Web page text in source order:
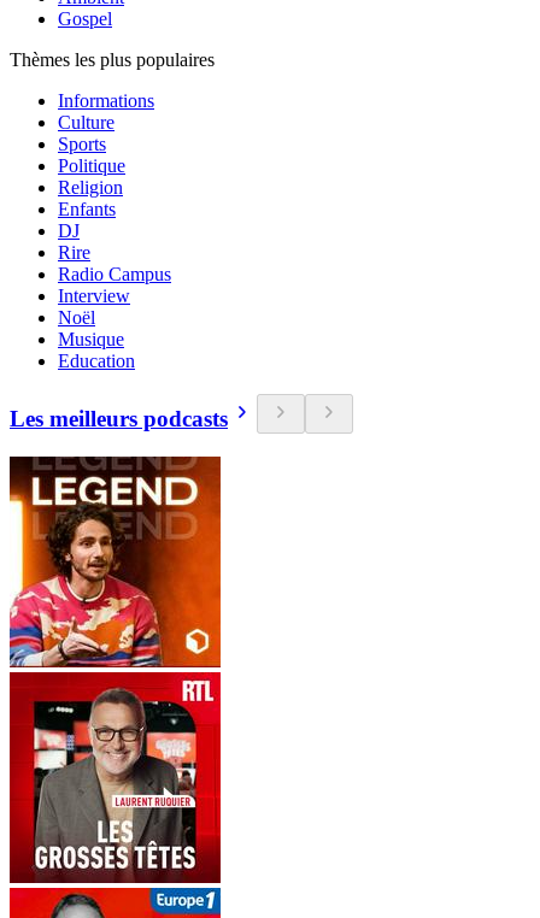
Gospel
Thèmes les plus populaires
Informations
Culture
Sports
Politique
Religion
Enfants
DJ
Rire
Radio Campus
Interview
Noël
Musique
Education
Les meilleurs podcasts